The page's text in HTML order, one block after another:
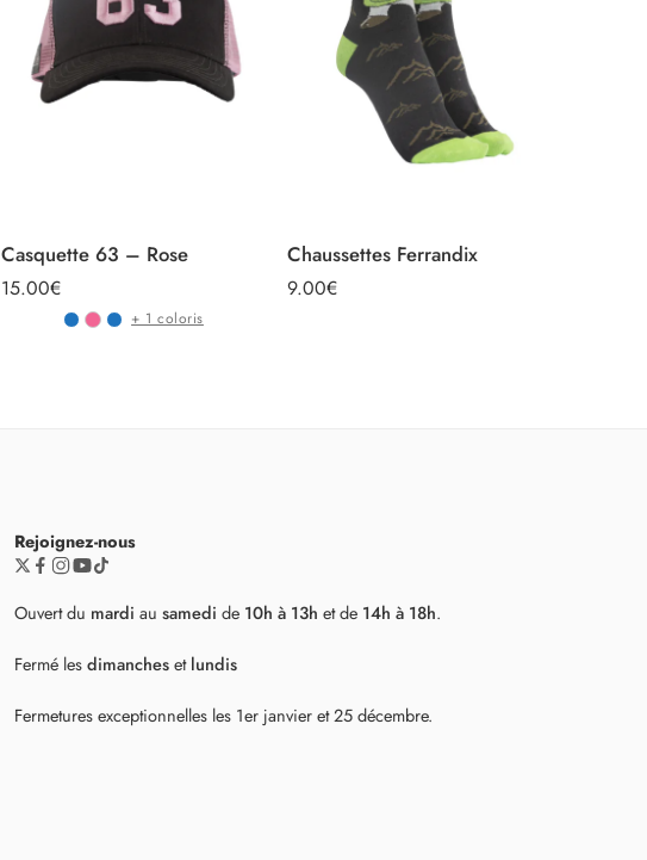
Casquette 63 – Rose
15.00€
+ 1 coloris
Chaussettes Ferrandix
9.00€
Rejoignez-nous
Ouvert du mardi ausamedi de 10h à 13het de 14h à 18h.
Fermé lesdimanchesetlundis
Fermetures exceptionnelles les 1er janvier et 25 décembre.